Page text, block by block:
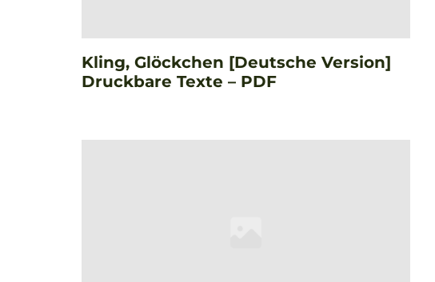
Kling, Glöckchen [Deutsche Version]
Druckbare Texte – PDF